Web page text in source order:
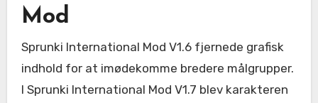
Mod
Sprunki International Mod V1.6 fjernede grafisk
indhold for at imødekomme bredere målgrupper.
I Sprunki International Mod V1.7 blev karakteren